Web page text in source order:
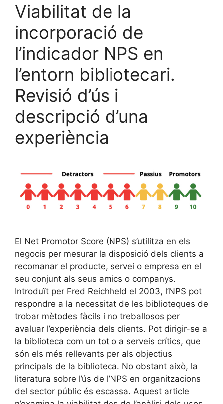
Viabilitat de la
incorporació de
l’indicador NPS en
l’entorn bibliotecari.
Revisió d’ús i
descripció d’una
experiència
El Net Promotor Score (NPS) s’utilitza en els
negocis per mesurar la disposició dels clients a
recomanar el producte, servei o empresa en el
seu conjunt als seus amics o companys.
Introduït per Fred Reichheld el 2003, l’NPS pot
respondre a la necessitat de les biblioteques de
trobar mètodes fàcils i no treballosos per
avaluar l’experiència dels clients. Pot dirigir-se a
la biblioteca com un tot o a serveis crítics, que
són els més rellevants per als objectius
principals de la biblioteca. No obstant això, la
literatura sobre l’ús de l’NPS en organitzacions
del sector públic és escassa. Aquest article